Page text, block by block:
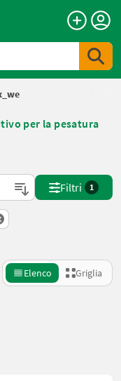
per la pesatura
Filtri 1
Elenco Griglia